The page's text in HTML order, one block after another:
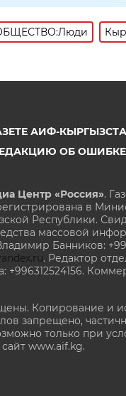
АИФ-
ОБ ОШИБКЕ
Центр «Россия».
в
Республики.
массовой
Банников:
. Редактор
+996312524156.
Копирование и
запрещено,
только при
www.aif.kg.